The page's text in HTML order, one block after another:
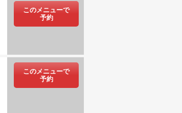
このメニューで
予約
このメニューで
予約